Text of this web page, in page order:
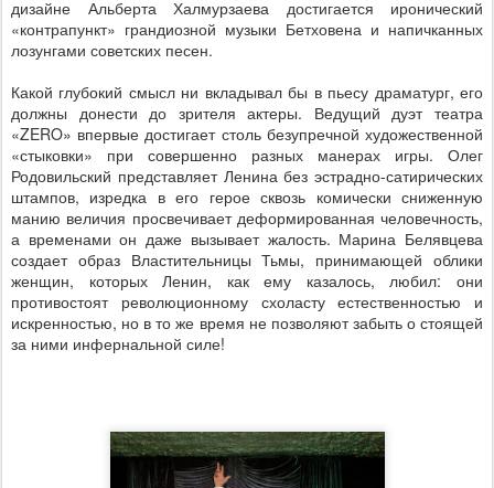
дизайне Альберта Халмурзаева достигается иронический
«контрапункт» грандиозной музыки Бетховена и напичканных
лозунгами советских песен.
Какой глубокий смысл ни вкладывал бы в пьесу драматург, его
должны донести до зрителя актеры. Ведущий дуэт театра
«ZERO» впервые достигает столь безупречной художественной
«стыковки» при совершенно разных манерах игры. Олег
Родовильский представляет Ленина без эстрадно-сатирических
штампов, изредка в его герое сквозь комически сниженную
манию величия просвечивает деформированная человечность,
а временами он даже вызывает жалость. Марина Белявцева
создает образ Властительницы Тьмы, принимающей облики
женщин, которых Ленин, как ему казалось, любил: они
противостоят революционному схоласту естественностью и
искренностью, но в то же время не позволяют забыть о стоящей
за ними инфернальной силе!